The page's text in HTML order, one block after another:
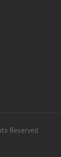
Reserved